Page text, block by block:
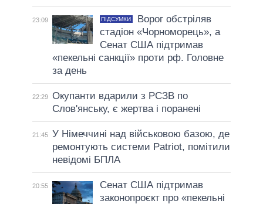
23:09 ПІДСУМКИ
Ворог обстріляв
стадіон «Чорноморець», а
Сенат США підтримав
«пекельні санкції» проти рф. Головне
за день
22:29 Окупанти вдарили з РСЗВ по
Слов'янську, є жертва і поранені
21:45 У Німеччині над військовою базою, де
ремонтують системи Patriot, помітили
невідомі БПЛА
20:55
Сенат США підтримав
законопроєкт про «пекельні